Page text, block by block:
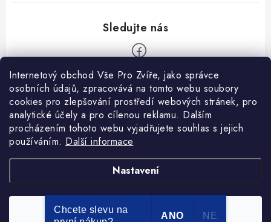
Internetový obchod Vše Pro Zvíře, jako správce
osobních údajů, zpracovává na tomto webu soubory
cookies pro zlepšování prostředí webových stránek, pro
analytické účely a pro cílenou reklamu. Dalším
procházením tohoto webu vyjadřujete souhlas s jejich
používáním. Další informace
Nastavení
Souhlasím
Informace pro Vás
Ceník dopravy
Kontakty
Obchodní podmínky
Podmínky ochrany osobních údajů
Heuréka recenze
Copyright 2026Vše Pro Zvíře . Všechna práva vyhrazena.
Chcete slevu na
ANO NE